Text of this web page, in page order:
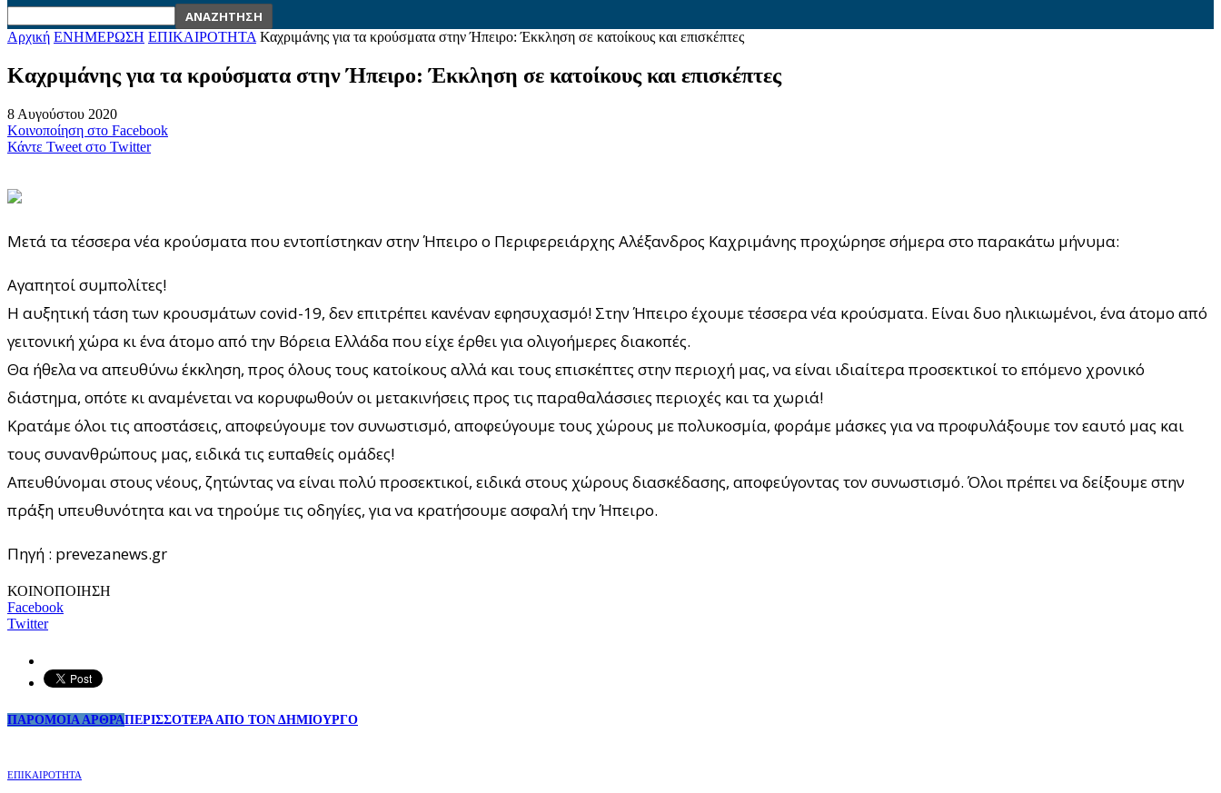
Αρχική ΕΝΗΜΕΡΩΣΗ ΕΠΙΚΑΙΡΟΤΗΤΑ Καχριμάνης για τα κρούσματα στην Ήπειρο: Έκκληση σε κατοίκους και επισκέπτες
Καχριμάνης για τα κρούσματα στην Ήπειρο: Έκκληση σε κατοίκους και επισκέπτες
8 Αυγούστου 2020
Κοινοποίηση στο Facebook
Κάντε Tweet στο Twitter
Μετά τα τέσσερα νέα κρούσματα που εντοπίστηκαν στην Ήπειρο ο Περιφερειάρχης Αλέξανδρος Καχριμάνης προχώρησε σήμερα στο παρακάτω μήνυμα:
Αγαπητοί συμπολίτες!
Η αυξητική τάση των κρουσμάτων covid-19, δεν επιτρέπει κανέναν εφησυχασμό! Στην Ήπειρο έχουμε τέσσερα νέα κρούσματα. Είναι δυο ηλικιωμένοι, ένα άτομο από
γειτονική χώρα κι ένα άτομο από την Βόρεια Ελλάδα που είχε έρθει για ολιγοήμερες διακοπές.
Θα ήθελα να απευθύνω έκκληση, προς όλους τους κατοίκους αλλά και τους επισκέπτες στην περιοχή μας, να είναι ιδιαίτερα προσεκτικοί το επόμενο χρονικό
διάστημα, οπότε κι αναμένεται να κορυφωθούν οι μετακινήσεις προς τις παραθαλάσσιες περιοχές και τα χωριά!
Κρατάμε όλοι τις αποστάσεις, αποφεύγουμε τον συνωστισμό, αποφεύγουμε τους χώρους με πολυκοσμία, φοράμε μάσκες για να προφυλάξουμε τον εαυτό μας και
τους συνανθρώπους μας, ειδικά τις ευπαθείς ομάδες!
Απευθύνομαι στους νέους, ζητώντας να είναι πολύ προσεκτικοί, ειδικά στους χώρους διασκέδασης, αποφεύγοντας τον συνωστισμό. Όλοι πρέπει να δείξουμε στην
πράξη υπευθυνότητα και να τηρούμε τις οδηγίες, για να κρατήσουμε ασφαλή την Ήπειρο.
Πηγή : prevezanews.gr
ΚΟΙΝΟΠΟΙΗΣΗ
Facebook
Twitter
ΠΑΡΟΜΟΙΑ ΑΡΘΡΑΠΕΡΙΣΣΟΤΕΡΑ ΑΠΟ ΤΟΝ ΔΗΜΙΟΥΡΓΟ
ΕΠΙΚΑΙΡΟΤΗΤΑ